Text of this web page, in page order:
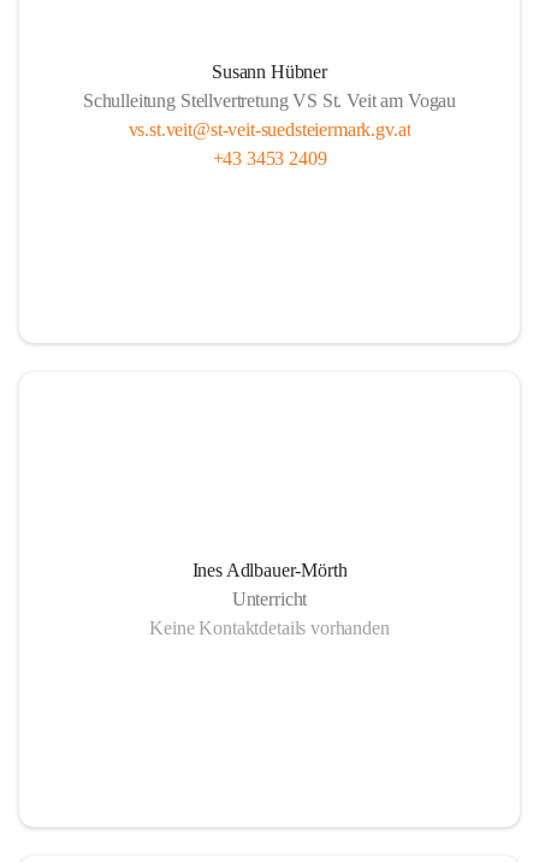
Susann Hübner
Schulleitung Stellvertretung VS St. Veit am Vogau
vs.st.veit@st-veit-suedsteiermark.gv.at
+43 3453 2409
Ines Adlbauer-Mörth
Unterricht
Keine Kontaktdetails vorhanden